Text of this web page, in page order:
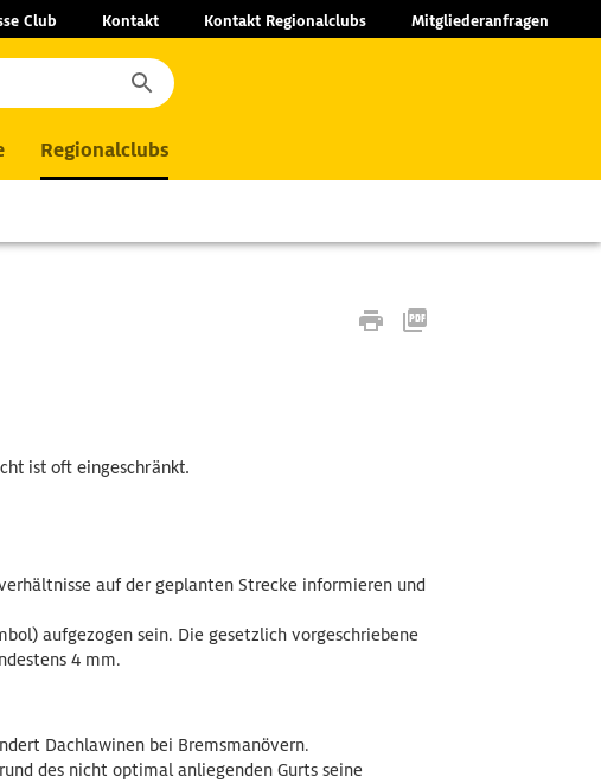
Club Kontakt Kontakt Regionalclubs Mitgliederanfragen
Regionalclubs
ist oft eingeschränkt.
auf der geplanten Strecke informieren und
aufgezogen sein. Die gesetzlich vorgeschriebene
4 mm.
Dachlawinen bei Bremsmanövern.
des nicht optimal anliegenden Gurts seine